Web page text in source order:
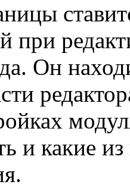
при
Он
и какие